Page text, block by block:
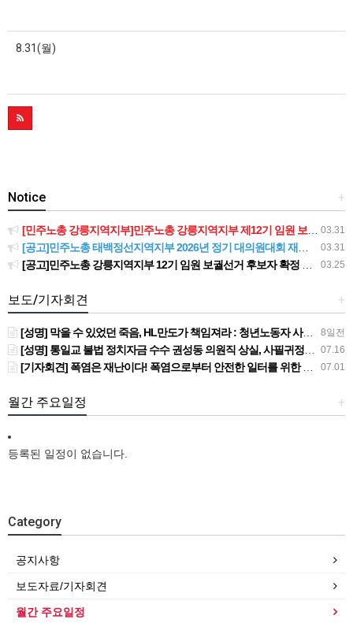
8.31(월)
+
Notice
03.31
[민주노총 강릉지역지부]민주노총 강릉지역지부 제12기 임원 보궐선거결과 공고
03.31
[공고]민주노총 태백정선지역지부 2026년 정기 대의원대회 재소집 건
03.25
[공고]민주노총 강릉지역지부 12기 임원 보궐선거 후보자 확정 공고
+
보도/기자회견
8일전
[성명] 막을 수 있었던 죽음, HL만도가 책임져라 : 청년노동자 사망사고의 철저한 진상규명과 재발방지 대책 마련하라
07.16
[성명] 통일교 불법 정치자금 수수 권성동 의원직 상실, 사필귀정이다
07.01
[기자회견] 폭염은 재난이다! 폭염으로부터 안전한 일터를 위한 민주노총 강원지역본부 폭염감시단 선포 기자회견
+
월간 주요일정
등록된 일정이 없습니다.
Category
공지사항
보도자료/기자회견
월간 주요일정